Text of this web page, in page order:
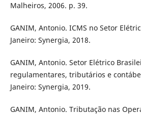
Malheiros, 2006. p. 39.
GANIM, Antonio. ICMS no Setor
Janeiro: Synergia, 2018.
GANIM, Antonio. Setor Elétrico
regulamentares, tributários e
Janeiro: Synergia, 2019.
GANIM, Antonio. Tributação nas